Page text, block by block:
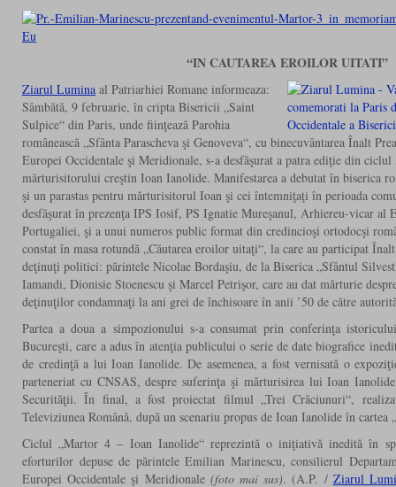
“IN CAUTAREA EROILOR UITATI”
Ziarul Lumina al Patriarhiei Romane informeaza:
Sâmbătă, 9 februarie, în cripta Bisericii „Saint
Sulpice“ din Paris, unde fiinţează Parohia
românească „Sfânta Parascheva şi Genoveva“, cu binecuvântarea Înalt
Europei Occidentale şi Meridionale, s-a desfăşurat a patra ediţie din
mărturisitorului creştin Ioan Ianolide. Manifestarea a debutat în biserica
şi un parastas pentru mărturisitorul Ioan şi cei întemniţaţi în perioada
desfăşurat în prezenţa IPS Iosif, PS Ignatie Mureşanul, Arhiereu-vicar al
Portugaliei, şi a unui numeros public format din credincioşi ortodocşi
constat în masa rotundă „Căutarea eroilor uitaţi“, la care au participat
deţinuţi politici: părintele Nicolae Bordaşiu, de la Biserica „Sfântul
Iamandi, Dionisie Stoenescu şi Marcel Petrişor, care au dat mărturie
deţinuţilor condamnaţi la ani grei de închisoare în anii ’50 de către
Partea a doua a simpozionului s-a consumat prin conferinţa
Bucureşti, care a adus în atenţia publicului o serie de date biografice
de credinţă a lui Ioan Ianolide. De asemenea, a fost vernisată o
parteneriat cu CNSAS, despre suferinţa şi mărturisirea lui Ioan
Securităţii. În final, a fost proiectat filmul „Trei Crăciunuri“,
Televiziunea Română, după un scenariu propus de Ioan Ianolide în cartea
Ciclul „Martor 4 – Ioan Ianolide“ reprezintă o iniţiativă inedită în
eforturilor depuse de părintele Emilian Marinescu, consilierul
Europei Occidentale şi Meridionale (foto mai sus). (A.P. / Ziarul